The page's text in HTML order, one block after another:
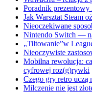
Poradnik prezentowy
Jak Warsztat Steam
Nieoczekiwane
Nintendo Switch —
„Tiltowanie”w
Nieoczywiste
Mobilna rewolucja:
cyfrowej roz(g)rywki
Czego gry retro uczą
Milczenie nie jest